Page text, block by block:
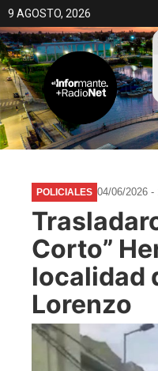
9 AGOSTO, 2026
POLICIALES 04/06/2026 -
Corto”
localidad
Lorenzo